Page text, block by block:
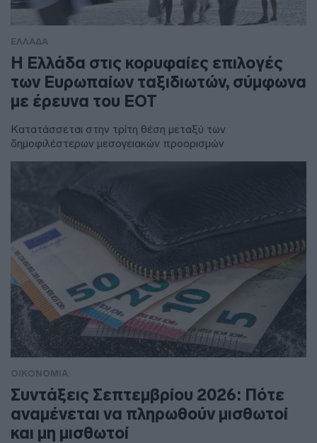
ΕΛΛΑΔΑ
Η Ελλάδα στις κορυφαίες επιλογές
των Ευρωπαίων ταξιδιωτών, σύμφωνα
με έρευνα του ΕΟΤ
Κατατάσσεται στην τρίτη θέση μεταξύ των
δημοφιλέστερων μεσογειακών προορισμών
ΟΙΚΟΝΟΜΙΑ
Συντάξεις Σεπτεμβρίου 2026: Πότε
αναμένεται να πληρωθούν μισθωτοί
και μη μισθωτοί